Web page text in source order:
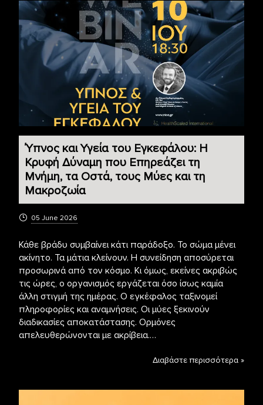
Ύπνος και Υγεία του Εγκεφάλου: Η
Κρυφή Δύναμη που Επηρεάζει τη
Μνήμη, τα Οστά, τους Μύες και τη
Μακροζωία
05 June 2026
Κάθε βράδυ συμβαίνει κάτι παράδοξο. Το σώμα μένει
ακίνητο. Τα μάτια κλείνουν. Η συνείδηση αποσύρεται
προσωρινά από τον κόσμο. Κι όμως, εκείνες ακριβώς
τις ώρες, ο οργανισμός εργάζεται όσο ίσως καμία
άλλη στιγμή της ημέρας. Ο εγκέφαλος ταξινομεί
πληροφορίες και αναμνήσεις. Οι μύες ξεκινούν
διαδικασίες αποκατάστασης. Ορμόνες
απελευθερώνονται με ακρίβεια.…
Διαβάστε περισσότερα »